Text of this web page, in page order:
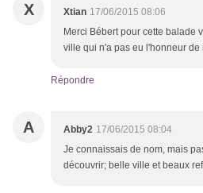
X Xtian 17/06/2015 08:06
Merci Bébert pour cette balade
ville qui n'a pas eu l'honneur de
Répondre
A Abby2 17/06/2015 08:04
Je connaissais de nom, mais
découvrir; belle ville et beaux